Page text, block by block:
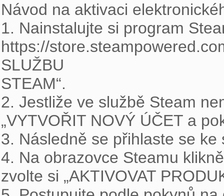
Návod na aktivaci
1. Nainstalujte si program
https://
SLUŽBU
STEAM“.
2. Jestliže ve službě Steam
„VYTVOŘIT NOVÝ ÚČET a
3. Následně se přihlaste se
4. Na obrazovce Steamu
zvolte si „AKTIVOVAT